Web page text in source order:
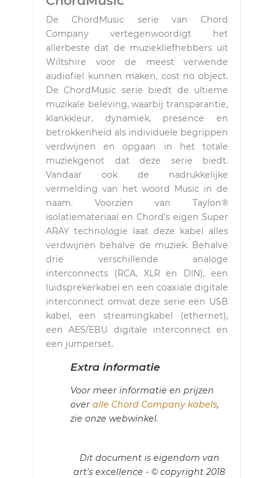
De ChordMusic serie van Chord
Company vertegenwoordigt het
allerbeste dat de muziekliefhebbers uit
Wiltshire voor de meest verwende
audiofiel kunnen maken, cost no object.
De ChordMusic serie biedt de ultieme
muzikale beleving, waarbij transparantie,
klankkleur, dynamiek, presence en
betrokkenheid als individuele begrippen
verdwijnen en opgaan in het totale
muziekgenot dat deze serie biedt.
Vandaar ook de nadrukkelijke
vermelding van het woord Music in de
naam. Voorzien van Taylon®
isolatiemateriaal en Chord’s eigen Super
ARAY technologie laat deze kabel alles
verdwijnen behalve de muziek. Behalve
drie verschillende analoge
interconnects (RCA, XLR en DIN), een
luidsprekerkabel en een coaxiale digitale
interconnect omvat deze serie een USB
kabel, een streamingkabel (ethernet),
een AES/EBU digitale interconnect en
een jumperset.
Extra informatie
Voor meer informatie en prijzen
over alle Chord Company kabels,
zie onze webwinkel.
Dit document is eigendom van
art's excellence - © copyright 2018